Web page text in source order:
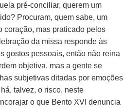
pré-conciliar, querem um
Procuram, quem sabe, um
coração, mas praticado pelos
da missa responde às
gostos pessoais, então não reina
objetiva, mas a gente se
subjetivas ditadas por emoções
talvez, o risco, neste
o que Bento XVI denuncia